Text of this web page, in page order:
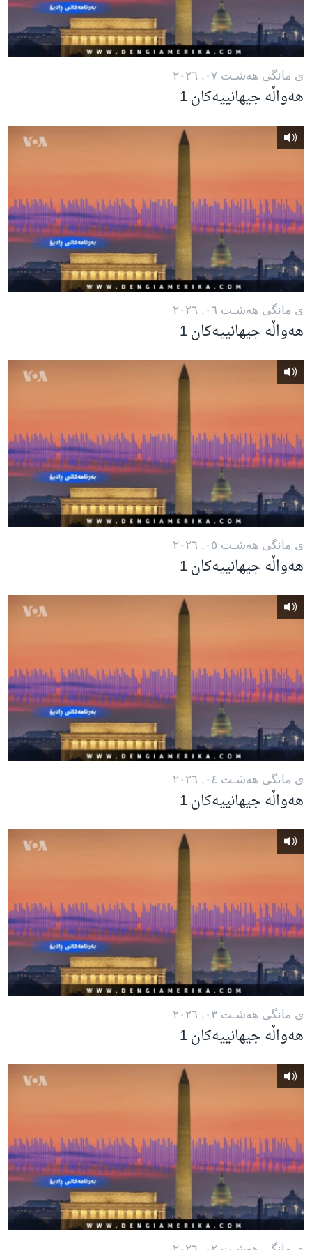
ژیان لە فەرهەنگدا
Learning English
زمانه‌کان
ی مانگی هه‌شـت ٠٧, ٢٠٢٦
هەواڵە جیهانییەکان 1
ی مانگی هه‌شـت ٠٦, ٢٠٢٦
هەواڵە جیهانییەکان 1
ی مانگی هه‌شـت ٠٥, ٢٠٢٦
هەواڵە جیهانییەکان 1
ی مانگی هه‌شـت ٠٤, ٢٠٢٦
هەواڵە جیهانییەکان 1
ی مانگی هه‌شـت ٠٣, ٢٠٢٦
هەواڵە جیهانییەکان 1